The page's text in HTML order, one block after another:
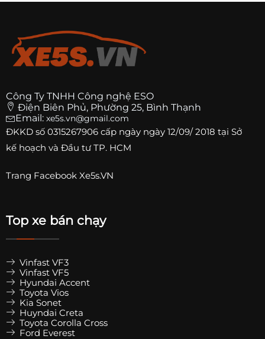
Công Ty TNHH Công nghệ ESO
Điện Biên Phủ, Phường 25, Bình Thạnh
Email: xe5s.vn@gmail.com
ĐKKD số 0315267906 cấp ngày ngày 12/09/ 2018 tại Sở
kế hoạch và Đầu tư TP. HCM
Trang Facebook Xe5s.VN
Top xe bán chạy
Vinfast VF3
Vinfast VF5
Hyundai Accent
Toyota Vios
Kia Sonet
Huyndai Creta
Toyota Corolla Cross
Ford Everest